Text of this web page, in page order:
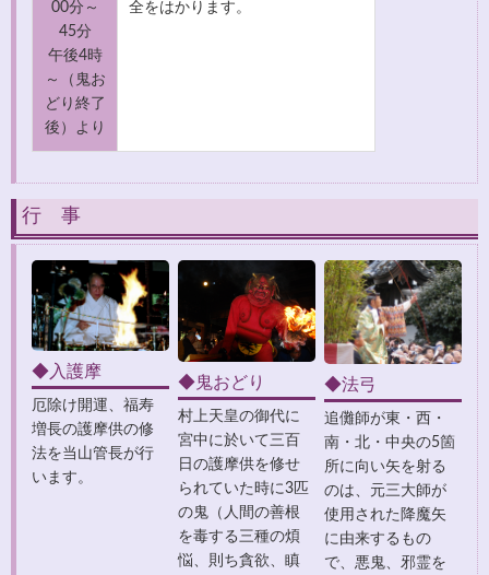
00分～
45分
午後4時
～（鬼お
どり終了
後）より
全をはかります。
行 事
◆入護摩
厄除け開運、福寿
増長の護摩供の修
法を当山管長が行
います。
◆鬼おどり
村上天皇の御代に
宮中に於いて三百
日の護摩供を修せ
られていた時に3匹
の鬼（人間の善根
を毒する三種の煩
悩、則ち貪欲、瞋
◆法弓
追儺師が東・西・
南・北・中央の5箇
所に向い矢を射る
のは、元三大師が
使用された降魔矢
に由来するもの
で、悪鬼、邪霊を